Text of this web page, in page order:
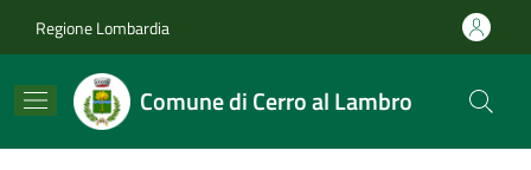
Regione Lombardia
Comune di Cerro al Lambro